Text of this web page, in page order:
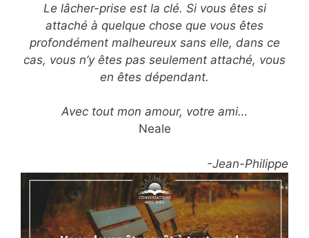
Le lâcher-prise est la clé. Si vous êtes si
attaché à quelque chose que vous êtes
profondément malheureux sans elle, dans ce
cas, vous n’y êtes pas seulement attaché, vous
en êtes dépendant.
Avec tout mon amour, votre ami…
Neale
-Jean-Philippe